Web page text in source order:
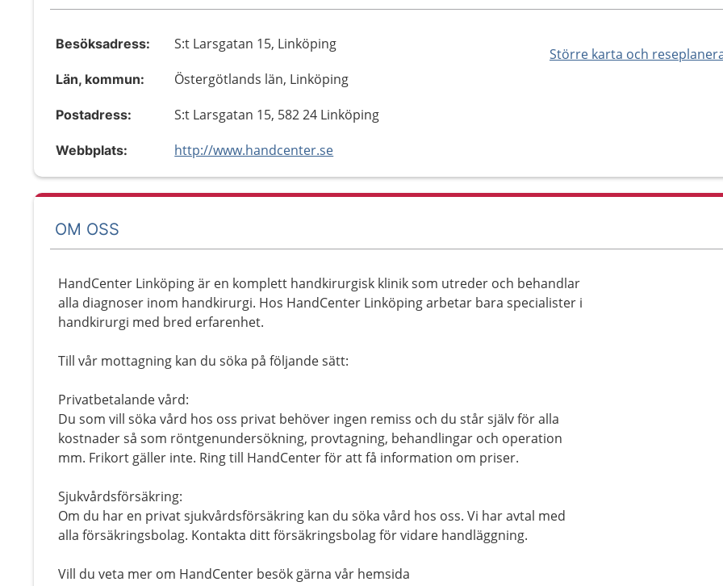
Större karta och
Besöksadress: S:t Larsgatan 15, Linköping
Län, kommun: Östergötlands län, Linköping
Postadress: S:t Larsgatan 15, 582 24 Linköping
Webbplats: http://www.handcenter.se
OM OSS
HandCenter Linköping är en komplett handkirurgisk klinik som utreder och behandlar
alla diagnoser inom handkirurgi. Hos HandCenter Linköping arbetar bara specialister i
handkirurgi med bred erfarenhet.
Till vår mottagning kan du söka på följande sätt:
Privatbetalande vård:
Du som vill söka vård hos oss privat behöver ingen remiss och du står själv för alla
kostnader så som röntgenundersökning, provtagning, behandlingar och operation
mm. Frikort gäller inte. Ring till HandCenter för att få information om priser.
Sjukvårdsförsäkring:
Om du har en privat sjukvårdsförsäkring kan du söka vård hos oss. Vi har avtal med
alla försäkringsbolag. Kontakta ditt försäkringsbolag för vidare handläggning.
Vill du veta mer om HandCenter besök gärna vår hemsida